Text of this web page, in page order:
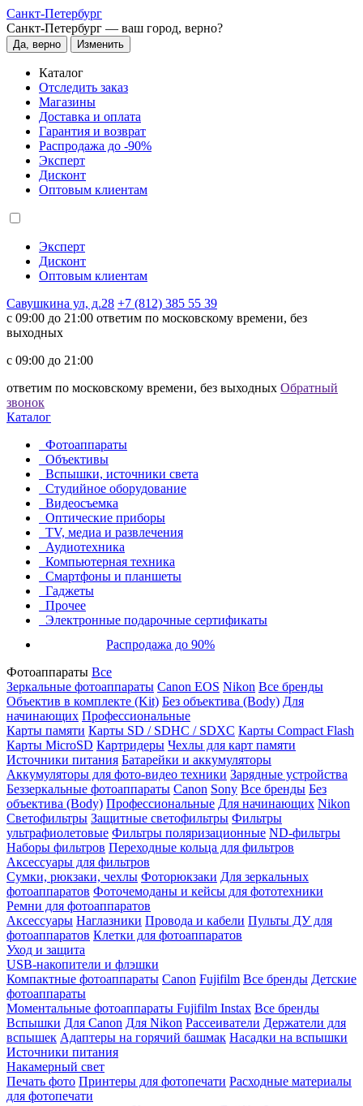
Санкт-Петербург
Санкт-Петербург — ваш город, верно?
Да, верно Изменить
Каталог
Отследить заказ
Магазины
Доставка и оплата
Гарантия и возврат
Распродажа до -90%
Эксперт
Дисконт
Оптовым клиентам
Эксперт
Дисконт
Оптовым клиентам
Савушкина ул, д.28 +7 (812) 385 55 39
c 09:00 до 21:00 ответим по московскому времени, без
выходных
c 09:00 до 21:00
ответим по московскому времени, без выходных Обратный
звонок
Каталог
Фотоаппараты
Объективы
Вспышки, источники света
Студийное оборудование
Видеосъемка
Оптические приборы
TV, медиа и развлечения
Аудиотехника
Компьютерная техника
Смартфоны и планшеты
Гаджеты
Прочее
Электронные подарочные сертификаты
Распродажа до 90%
Фотоаппараты Все
Зеркальные фотоаппараты Canon EOS Nikon Все бренды
Объектив в комплекте (Kit) Без объектива (Body) Для
начинающих Профессиональные
Карты памяти Карты SD / SDHC / SDXC Карты Compact Flash
Карты MicroSD Картридеры Чехлы для карт памяти
Источники питания Батарейки и аккумуляторы
Аккумуляторы для фото-видео техники Зарядные устройства
Беззеркальные фотоаппараты Canon Sony Все бренды Без
объектива (Body) Профессиональные Для начинающих Nikon
Светофильтры Защитные светофильтры Фильтры
ультрафиолетовые Фильтры поляризационные ND-фильтры
Наборы фильтров Переходные кольца для фильтров
Аксессуары для фильтров
Сумки, рюкзаки, чехлы Фоторюкзаки Для зеркальных
фотоаппаратов Фоточемоданы и кейсы для фототехники
Ремни для фотоаппаратов
Аксессуары Наглазники Провода и кабели Пульты ДУ для
фотоаппаратов Клетки для фотоаппаратов
Уход и защита
USB-накопители и флэшки
Компактные фотоаппараты Canon Fujifilm Все бренды Детские
фотоаппараты
Моментальные фотоаппараты Fujifilm Instax Все бренды
Вспышки Для Canon Для Nikon Рассеиватели Держатели для
вспышек Адаптеры на горячий башмак Насадки на вспышки
Источники питания
Накамерный свет
Печать фото Принтеры для фотопечати Расходные материалы
для фотопечати